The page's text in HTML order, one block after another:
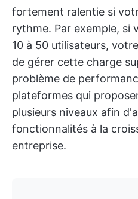
fortement ralentie si
rythme. Par exemple, si
10 à 50 utilisateurs,
de gérer cette charge
problème de
plateformes qui
plusieurs niveaux afin
fonctionnalités à la
entreprise.